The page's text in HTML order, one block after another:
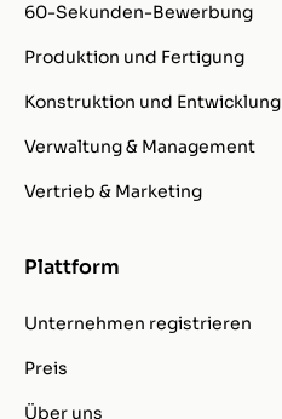
60-Sekunden-Bewerbung
Produktion und Fertigung
Konstruktion und Entwicklung
Verwaltung & Management
Vertrieb & Marketing
Plattform
Unternehmen registrieren
Preis
Über uns